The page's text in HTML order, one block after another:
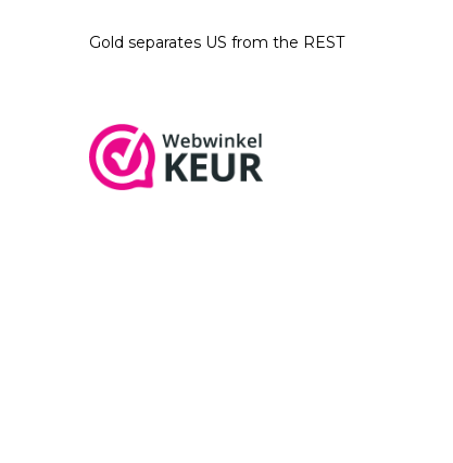
Gold separates US from the REST